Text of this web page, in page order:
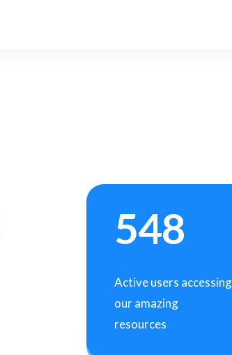
548
Active users accessing
our amazing
resources